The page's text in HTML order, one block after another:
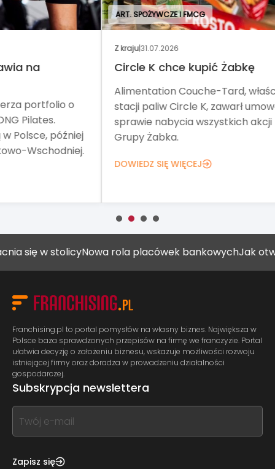
ART. SPOŻYWCZE I FMCG
Circle K chce kupić Żabkę
Alimentation Couche-Tard, właściciel
stacji paliw Circle K, zawarł umowę w
sprawie nabycia wszystkich akcji
Grupy Żabka.
DOWIEDZ SIĘ WIĘCEJ
w stolicyNowa rola placówek bankowychJak
Franchising.pl to portal pomysłów na własny biznes. Największa w
Polsce baza sprawdzonych przepisów na firmę we franczyzie. Portal
ułatwia decyzję o założeniu biznesu, wskazuje możliwości rozwoju
istniejącej firmy oraz doradza w prowadzeniu działalności
gospodarczej.
Subskrypcja newslettera
If
you
this,
Zapisz się